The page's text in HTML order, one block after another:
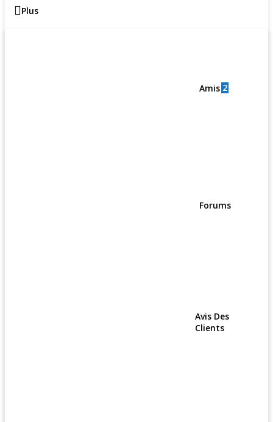
Plus
Amis 2
Forums
Avis Des
Clients